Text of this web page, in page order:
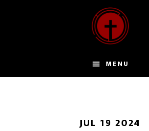
MENU
JUL 19 2024